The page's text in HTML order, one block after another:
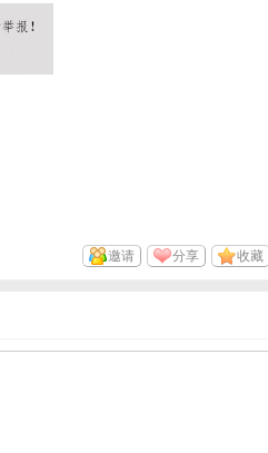
收藏
分享
邀请